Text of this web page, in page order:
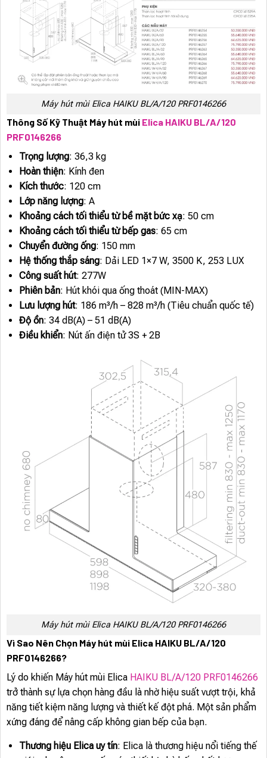
Máy hút mùi Elica HAIKU BL/A/120 PRF0146266
Thông Số Kỹ Thuật Máy hút mùi Elica HAIKU BL/A/120
PRF0146266
Trọng lượng: 36,3 kg
Hoàn thiện: Kính đen
Kích thước: 120 cm
Lớp năng lượng: A
Khoảng cách tối thiểu từ bề mặt bức xạ: 50 cm
Khoảng cách tối thiểu từ bếp gas: 65 cm
Chuyển đường ống: 150 mm
Hệ thống thắp sáng: Dải LED 1×7 W, 3500 K, 253 LUX
Công suất hút: 277W
Phiên bản: Hút khói qua ống thoát (MIN-MAX)
Lưu lượng hút: 186 m³/h – 828 m³/h (Tiêu chuẩn quốc tế)
Độ ồn: 34 dB(A) – 51 dB(A)
Điều khiển: Nút ấn điện tử 3S + 2B
Máy hút mùi Elica HAIKU BL/A/120 PRF0146266
Vì Sao Nên Chọn Máy hút mùi Elica HAIKU BL/A/120
PRF0146266?
Lý do khiến Máy hút mùi Elica HAIKU BL/A/120 PRF0146266
trở thành sự lựa chọn hàng đầu là nhờ hiệu suất vượt trội, khả
năng tiết kiệm năng lượng và thiết kế đột phá. Một sản phẩm
xứng đáng để nâng cấp không gian bếp của bạn.
Thương hiệu Elica uy tín: Elica là thương hiệu nổi tiếng thế